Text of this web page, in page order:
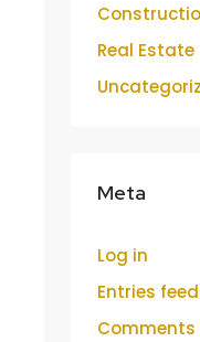
Real Estate
Meta
Log in
Entries feed
Comments